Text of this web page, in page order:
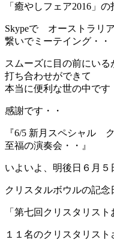
「癒やしフェア2016」
Skypeで オーストラリ
繋いでミーテイング・・
スムーズに目の前にいる
打ち合わせができて
本当に便利な世の中です
感謝です・・
『6/5 新月スペシャル
至福の演奏会・・』
いよいよ、明後日６月５
クリスタルボウルの記念
「第七回クリスタリス
１１名のクリスタリス